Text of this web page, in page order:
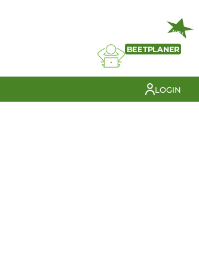
NEU
BEETPLANER
LOGIN